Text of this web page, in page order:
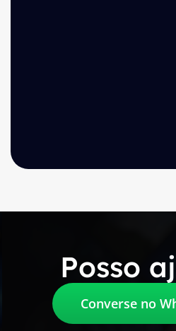
Posso
Converse no